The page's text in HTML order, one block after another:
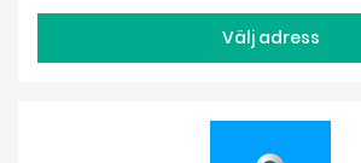
Välj adress